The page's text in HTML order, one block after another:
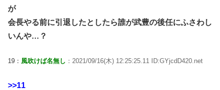
が
会長やる前に引退したとしたら誰が武豊の後任にふさわし
いんや…？
19： 風吹けば名無し ：2021/09/16(木) 12:25:25.11 ID:GYjcdD420.net
>>11